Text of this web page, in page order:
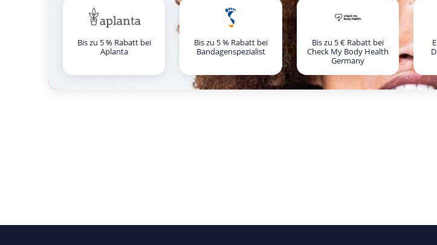
Bis zu 5 % Rabatt bei
Aplanta
Bis zu 5 % Rabatt bei
Bandagenspezialist
Bis zu 5 € Rabatt bei
Check My Body Health
Germany